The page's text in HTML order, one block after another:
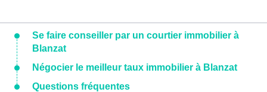
Se faire conseiller par un courtier immobilier à
Blanzat
Négocier le meilleur taux immobilier à Blanzat
Questions fréquentes